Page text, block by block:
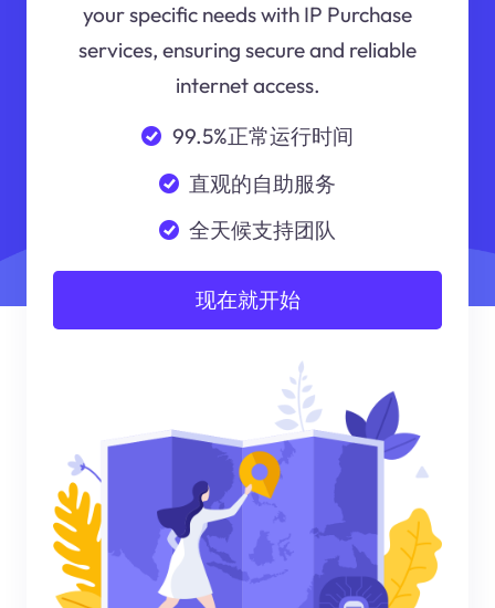
your specific needs with IP Purchase
services, ensuring secure and reliable
internet access.
99.5%正常运行时间
直观的自助服务
全天候支持团队
现在就开始